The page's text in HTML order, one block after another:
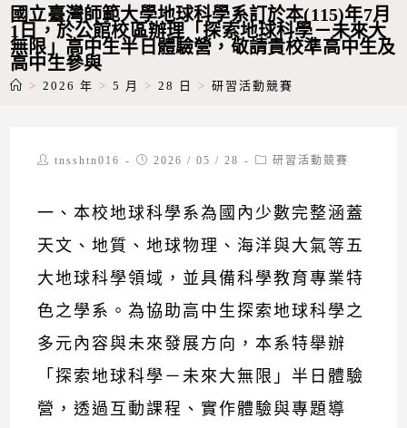
國立臺灣師範大學地球科學系訂於本(115)年7月
1日，於公館校區辦理「探索地球科學－未來大
無限」高中生半日體驗營，敬請貴校準高中生及
高中生參與
> 2026 年 > 5 月 > 28 日 > 研習活動競賽
Posttnsshtn016
Post2026 / 05 / 28
Post研習活動競賽
一、本校地球科學系為國內少數完整涵蓋
天文、地質、地球物理、海洋與大氣等五
大地球科學領域，並具備科學教育專業特
色之學系。為協助高中生探索地球科學之
多元內容與未來發展方向，本系特舉辦
「探索地球科學－未來大無限」半日體驗
營，透過互動課程、實作體驗與專題導